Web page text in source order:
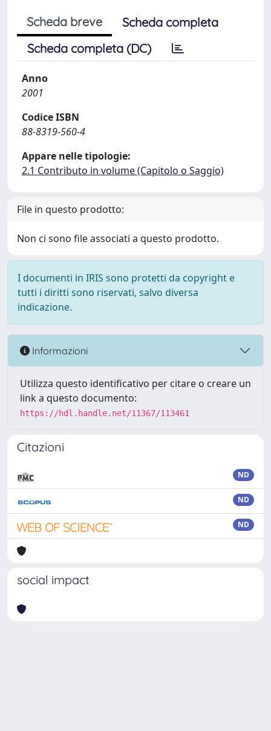
Scheda breve
Scheda completa
Scheda completa (DC)
Anno
2001
Codice ISBN
88-8319-560-4
Appare nelle tipologie:
2.1 Contributo in volume (Capitolo o Saggio)
File in questo prodotto:
Non ci sono file associati a questo prodotto.
I documenti in IRIS sono protetti da copyright e
tutti i diritti sono riservati, salvo diversa
indicazione.
Informazioni
Utilizza questo identificativo per citare o creare un
link a questo documento:
https://hdl.handle.net/11367/113461
Citazioni
ND
ND
ND
social impact